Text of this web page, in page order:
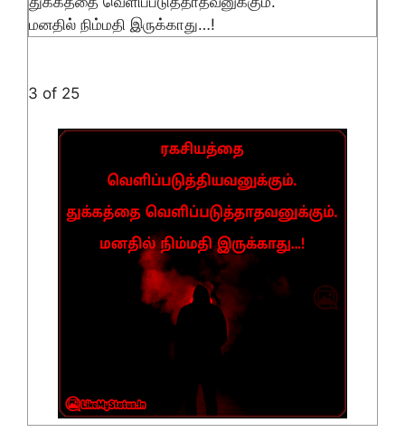
மனதில் நிம்மதி இருக்காது…!
3 of 25